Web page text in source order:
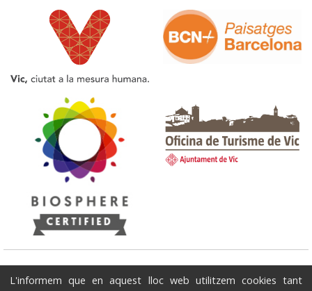
Oficina de Turisme de Vic
L'informem que en aquest lloc web utilitzem cookies tant